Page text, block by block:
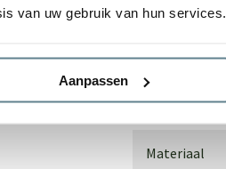
van uw gebruik van hun services.
Aanpassen
Merk
Vorm
Gebruik
Materiaal